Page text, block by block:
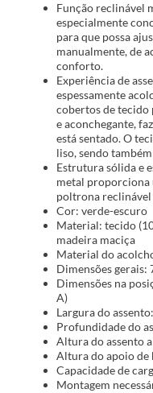
Função reclinável
especialmente
para que possa
manualmente, de
conforto.
Experiência de
espessamente
cobertos de tecido
e aconchegante,
está sentado. O
liso, sendo
Estrutura sólida e
metal proporciona
poltrona
Cor: verde-escuro
Material: tecido
madeira maciça
Material do
Dimensões gerais:
Dimensões na
A)
Largura do
Profundidade do
Altura do assento
Altura do apoio de
Capacidade de
Montagem